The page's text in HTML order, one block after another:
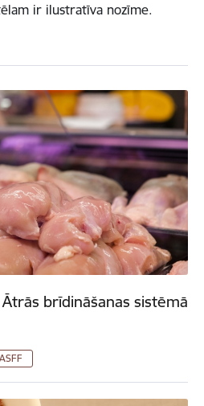
ir ilustratīva nozīme.
brīdināšanas sistēmā